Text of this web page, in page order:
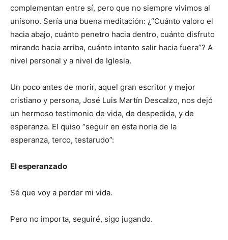
complementan entre sí, pero que no siempre vivimos al
unísono. Sería una buena meditación: ¿“Cuánto valoro el
hacia abajo, cuánto penetro hacia dentro, cuánto disfruto
mirando hacia arriba, cuánto intento salir hacia fuera”? A
nivel personal y a nivel de Iglesia.
Un poco antes de morir, aquel gran escritor y mejor
cristiano y persona, José Luis Martín Descalzo, nos dejó
un hermoso testimonio de vida, de despedida, y de
esperanza. El quiso “seguir en esta noria de la
esperanza, terco, testarudo”:
El esperanzado
Sé que voy a perder mi vida.
Pero no importa, seguiré, sigo jugando.